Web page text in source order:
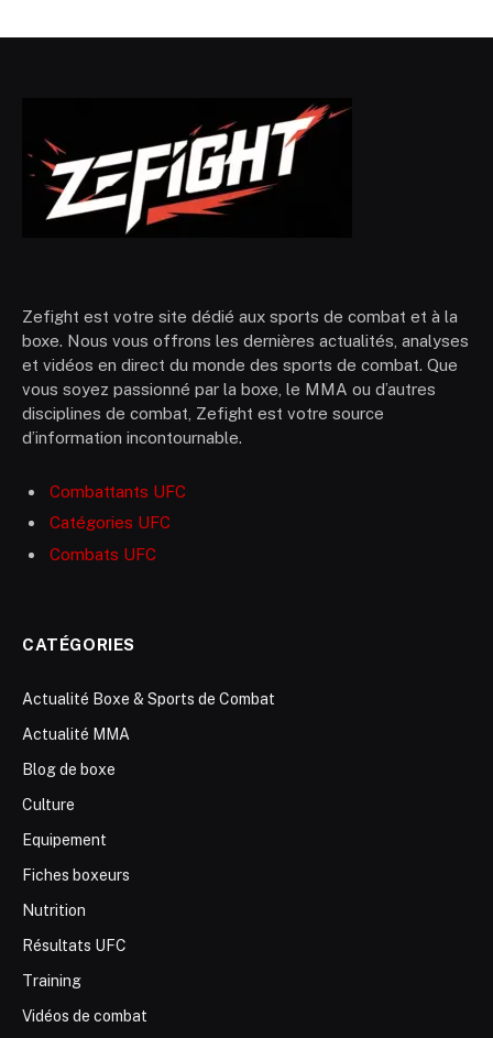
Zefight est votre site dédié aux sports de combat et à la
boxe. Nous vous offrons les dernières actualités, analyses
et vidéos en direct du monde des sports de combat. Que
vous soyez passionné par la boxe, le MMA ou d’autres
disciplines de combat, Zefight est votre source
d’information incontournable.
Combattants UFC
Catégories UFC
Combats UFC
CATÉGORIES
Actualité Boxe & Sports de Combat
Actualité MMA
Blog de boxe
Culture
Equipement
Fiches boxeurs
Nutrition
Résultats UFC
Training
Vidéos de combat